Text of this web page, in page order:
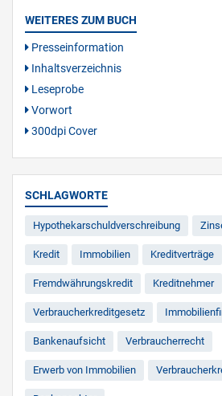
WEITERES ZUM BUCH
Presseinformation
Inhaltsverzeichnis
Leseprobe
Vorwort
300dpi Cover
SCHLAGWORTE
Hypothekarschuldverschreibung
Kredit Immobilien Kreditverträge
Fremdwährungskredit Kreditnehmer
Verbraucherkreditgesetz
Bankenaufsicht Verbraucherrecht
Erwerb von Immobilien